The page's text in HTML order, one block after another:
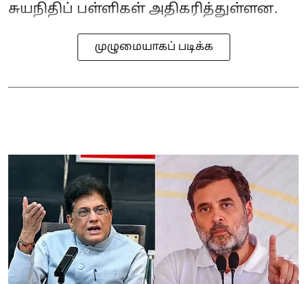
சுயநிதிப் பள்ளிகள் அதிகரித்துள்ளன.
முழுமையாகப் படிக்க